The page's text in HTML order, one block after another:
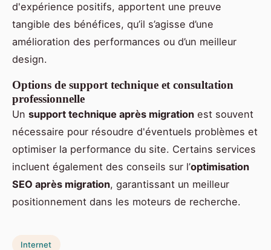
d'expérience positifs, apportent une preuve
tangible des bénéfices, qu’il s’agisse d’une
amélioration des performances ou d’un meilleur
design.
Options de support technique et consultation
professionnelle
Un support technique après migration est souvent
nécessaire pour résoudre d'éventuels problèmes et
optimiser la performance du site. Certains services
incluent également des conseils sur l’optimisation
SEO après migration, garantissant un meilleur
positionnement dans les moteurs de recherche.
Internet